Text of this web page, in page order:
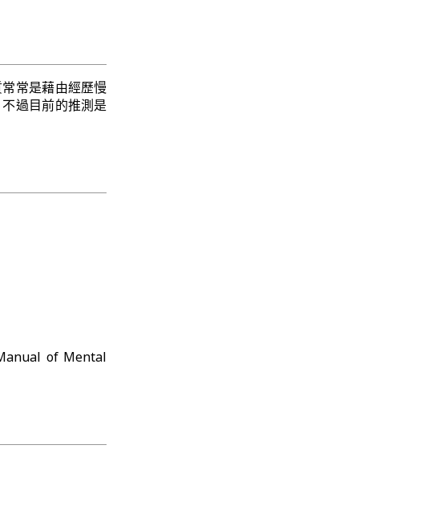
常是藉由經歷慢
過目前的推測是
of Mental